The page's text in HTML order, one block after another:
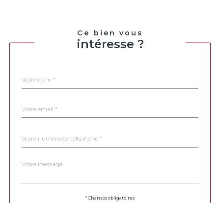
Ce bien vous
intéresse ?
par
*
*
*
Fieldset
Message
*
* Champs obligatoires